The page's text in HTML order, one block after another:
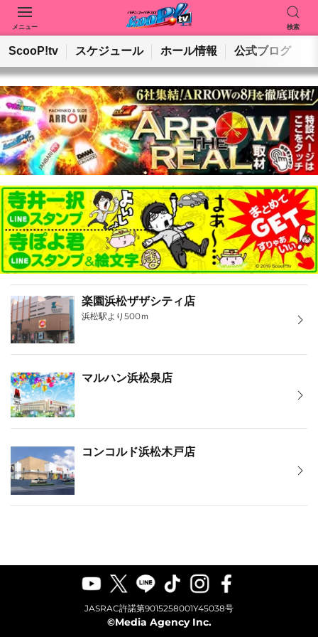
メニュー 検索
動画を検索 ホールを検索
検索
ScooP!tv スケジュール ホール情報 公式ブログ
楽園浜松ザザシティ店
浜松駅より500ｍ
マルハン浜松泉店
コンコルド浜松木戸店
JASRAC許諾第9015258001Y45038号
©Media Agency Inc.